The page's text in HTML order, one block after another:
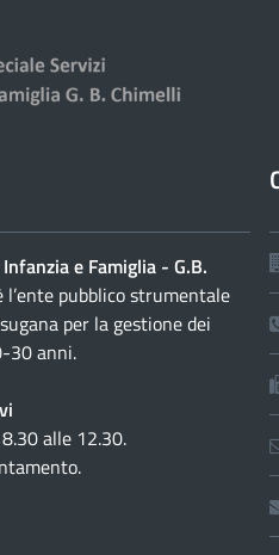
e Famiglia - G.B.
l’ente pubblico strumentale
per la gestione dei
30 anni.
alle 12.30.